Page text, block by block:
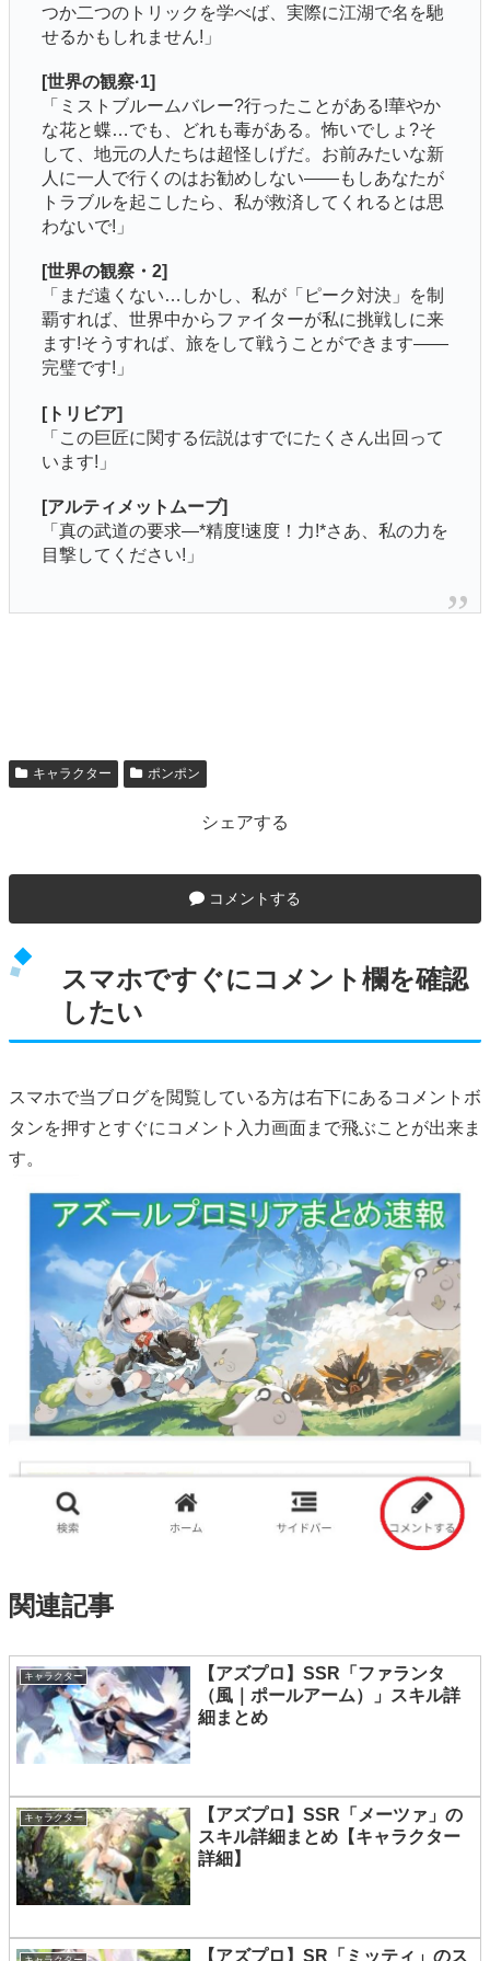
つか二つのトリックを学べば、実際に江湖で名を馳
せるかもしれません!」
[世界の観察·1]
「ミストブルームバレー?行ったことがある!華やか
な花と蝶…でも、どれも毒がある。怖いでしょ?そ
して、地元の人たちは超怪しげだ。お前みたいな新
人に一人で行くのはお勧めしない――もしあなたが
トラブルを起こしたら、私が救済してくれるとは思
わないで!」
[世界の観察・2]
「まだ遠くない…しかし、私が「ピーク対決」を制
覇すれば、世界中からファイターが私に挑戦しに来
ます!そうすれば、旅をして戦うことができます――
完璧です!」
[トリビア]
「この巨匠に関する伝説はすでにたくさん出回って
います!」
[アルティメットムーブ]
「真の武道の要求—*精度!速度！力!*さあ、私の力を
目撃してください!」
キャラクター ポンポン
シェアする
コメントする
スマホですぐにコメント欄を確認
したい
スマホで当ブログを閲覧している方は右下にあるコメントボ
タンを押すとすぐにコメント入力画面まで飛ぶことが出来ま
す。
関連記事
キャラクター
【アズプロ】SSR「ファランタ
（風｜ポールアーム）」スキル詳
細まとめ
キャラクター
【アズプロ】SSR「メーツァ」の
スキル詳細まとめ【キャラクター
詳細】
【アズプロ】SR「ミッティ」のス